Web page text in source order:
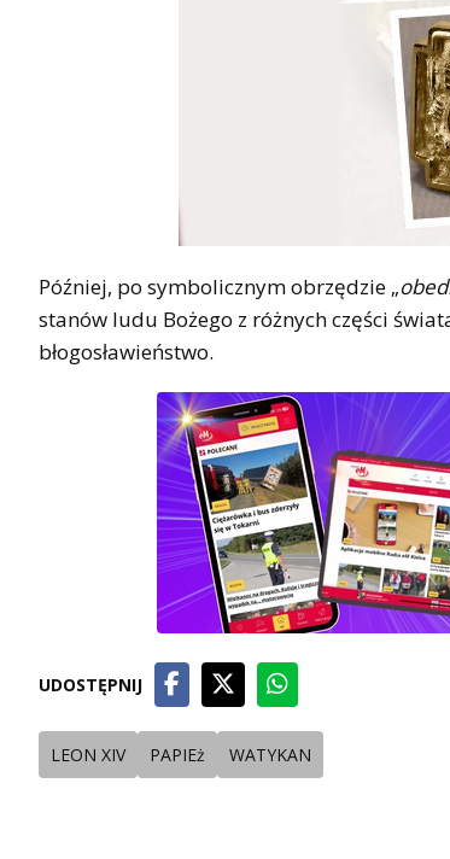
Później, po symbolicznym obrzędzie „
stanów ludu Bożego z różnych części
błogosławieństwo.
UDOSTĘPNIJ
LEON XIV PAPIEż WATYKAN